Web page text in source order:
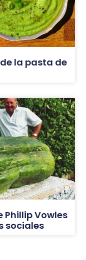
la pasta de
Phillip Vowles
sociales